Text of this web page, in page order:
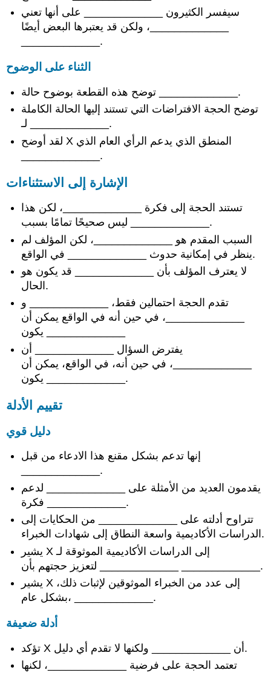
سيفسر الكثيرون _____________ على أنها تعني
_____________، ولكن قد يعتبرها البعض أيضًا
_____________.
الثناء على الوضوح
توضح هذه القطعة بوضوح حالة _____________.
توضح الحجة الافتراضات التي تستند إليها الحالة الكاملة
لـ _____________.
لقد أوضح X المنطق الذي يدعم الرأي العام الذي
_____________.
الإشارة إلى الاستثناءات
تستند الحجة إلى فكرة _____________، لكن هذا
ليس صحيحًا تمامًا بسبب _____________.
السبب المقدم هو _____________، لكن المؤلف لم
ينظر في إمكانية حدوث _____________ في الواقع.
لا يعترف المؤلف بأن _____________ قد يكون هو
الحال.
تقدم الحجة احتمالين فقط، _____________ و
_____________، في حين أنه في الواقع يمكن أن
يفترض السؤال _____________ أن
_____________، في حين أنه، في الواقع، يمكن أن
يكون _____________.
تقييم الأدلة
دليل قوي
إنها تدعم بشكل مقنع هذا الادعاء من قبل
_____________.
يقدمون العديد من الأمثلة على _____________ لدعم
فكرة _____________.
تتراوح أدلته على _____________ من الحكايات إلى
الدراسات الأكاديمية واسعة النطاق إلى شهادات الخبراء.
يشير X إلى الدراسات الأكاديمية الموثوقة لـ
_____________ لتعزيز حجتهم بأن _____________.
يشير X إلى عدد من الخبراء الموثوقين لإثبات ذلك،
بشكل عام، _____________.
أدلة ضعيفة
تؤكد X أن _____________ ولكنها لا تقدم أي دليل.
تعتمد الحجة على فرضية _____________، لكنها